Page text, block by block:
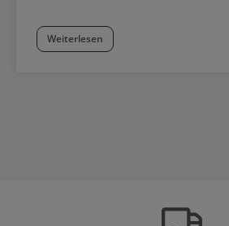
Weiterlesen